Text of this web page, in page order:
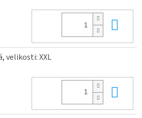
velikosti: XXL